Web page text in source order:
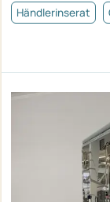
Händlerinserat